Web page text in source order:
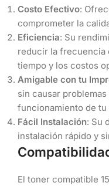
Costo Efectivo:
comprometer la
Eficiencia: Su
reducir la frecuencia
tiempo y los costos
Amigable con tu
sin causar
funcionamiento de tu
Fácil Instalación: Su
instalación rápido y
El toner compatible